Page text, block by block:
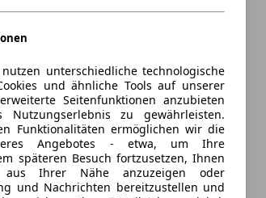
unterschiedliche technologische
und ähnliche Tools auf unserer
Seitenfunktionen anzubieten
Nutzungserlebnis zu gewährleisten.
Funktionalitäten ermöglichen wir die
Angebotes - etwa, um Ihre
späteren Besuch fortzusetzen, Ihnen
aus Ihrer Nähe anzuzeigen oder
und Nachrichten bereitzustellen und